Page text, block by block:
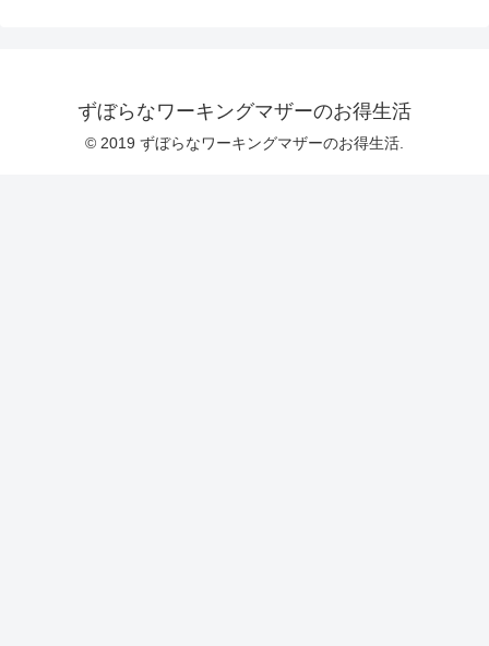
ずぼらなワーキングマザーのお得生活
© 2019 ずぼらなワーキングマザーのお得生活.